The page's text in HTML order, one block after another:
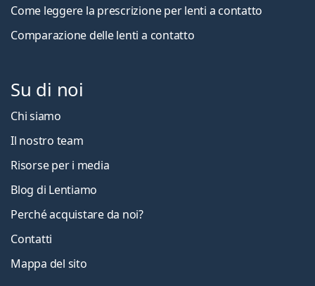
Come leggere la prescrizione per lenti a contatto
Comparazione delle lenti a contatto
Su di noi
Chi siamo
Il nostro team
Risorse per i media
Blog di Lentiamo
Perché acquistare da noi?
Contatti
Mappa del sito